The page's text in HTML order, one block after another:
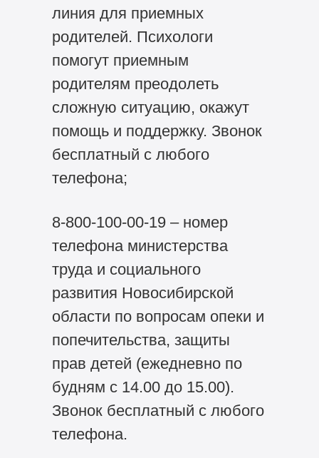
линия для приемных
родителей. Психологи
помогут приемным
родителям преодолеть
сложную ситуацию, окажут
помощь и поддержку. Звонок
бесплатный с любого
телефона;
8-800-100-00-19 – номер
телефона министерства
труда и социального
развития Новосибирской
области по вопросам опеки и
попечительства, защиты
прав детей (ежедневно по
будням с 14.00 до 15.00).
Звонок бесплатный с любого
телефона.